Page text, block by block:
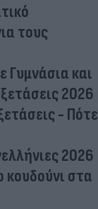
τους
Γυμνάσια και
2026
- Πότε
2026
κουδούνι στα